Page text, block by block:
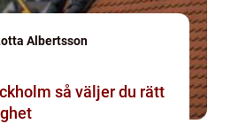
Albertsson
du rätt